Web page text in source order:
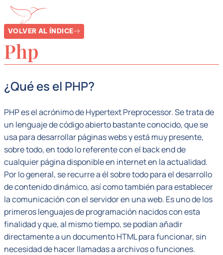
VOLVER AL ÍNDICE
Php
¿Qué es el PHP?
PHP es el acrónimo de Hypertext Preprocessor. Se trata de
un lenguaje de código abierto bastante conocido, que se
usa para desarrollar páginas webs y está muy presente,
sobre todo, en todo lo referente con el back end de
cualquier página disponible en internet en la actualidad.
Por lo general, se recurre a él sobre todo para el desarrollo
de contenido dinámico, así como también para establecer
la comunicación con el servidor en una web. Es uno de los
primeros lenguajes de programación nacidos con esta
finalidad y que, al mismo tiempo, se podían añadir
directamente a un documento HTML para funcionar, sin
necesidad de hacer llamadas a archivos o funciones.